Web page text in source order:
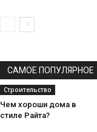
САМОЕ ПОПУЛЯРНОЕ
Строительство
Чем хороши дома в
стиле Райта?